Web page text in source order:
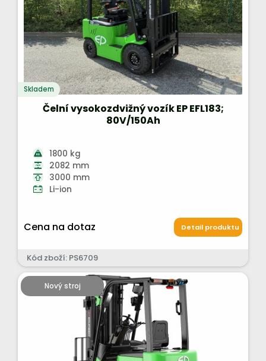
Skladem
Čelní vysokozdvižný vozík EP EFL183;
80V/150Ah
1800 kg
2082 mm
3000 mm
Li-ion
Cena na dotaz Detail produktu
Kód zboží: PS6709
Nový stroj